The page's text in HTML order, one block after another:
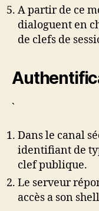
A partir de ce
dialoguent en
de clefs de
`
Dans le canal
identifiant de
clef publique.
Le serveur
accès a son